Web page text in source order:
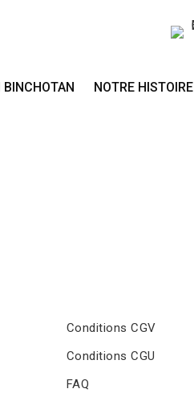
BINCHOTAN NOTRE HISTOIRE
Conditions CGV
Conditions CGU
FAQ